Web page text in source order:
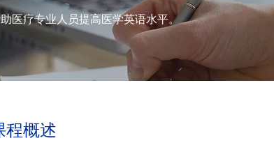
医疗专业人员提高医学英语水平。
程概述